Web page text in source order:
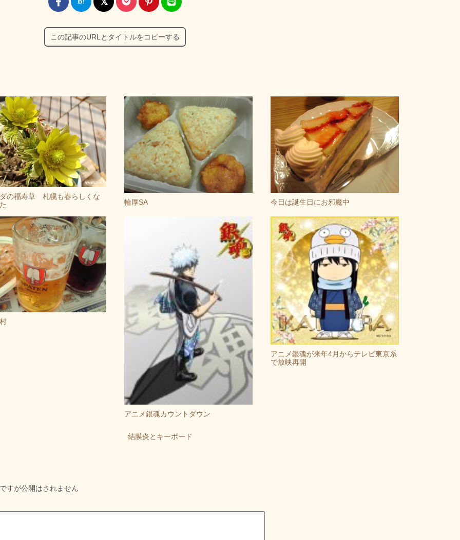
この記事のURLとタイトルをコピーする
の福寿草 札幌も春らしくな
輪厚SA 今日は誕生日にお邪魔中
アニメ銀魂カウントダウン
アニメ銀魂が来年4月からテレビ東京系
で放映再開
結膜炎とキーボード
すが公開はされません